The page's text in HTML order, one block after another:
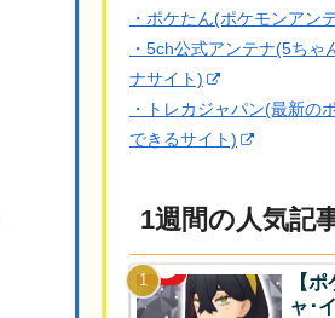
・ポケたん(ポケモンアン
・5ch公式アンテナ(5ち
ナサイト)
・トレカジャパン(最新の
できるサイト)
1週間の人気記
【
ャ･